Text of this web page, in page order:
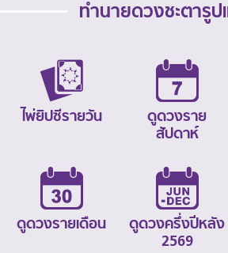
ทำนายดวงชะตารูป
ไพ่ยิปซีรายวัน
ดูดวงราย
สัปดาห์
ดูดวงรายเดือน
ดูดวงครึ่งปีหลัง
2569